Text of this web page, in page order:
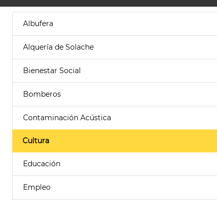
Albufera
Alquería de Solache
Bienestar Social
Bomberos
Contaminación Acústica
Cultura
Educación
Empleo